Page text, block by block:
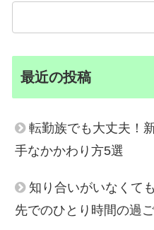
最近の投稿
転勤族でも大丈夫！
手なかかわり方5選
知り合いがいなくて
先でのひとり時間の過